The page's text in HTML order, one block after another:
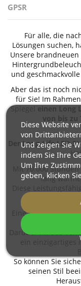
GPSR
Für alle, die
Lösungen suchen,
Unsere brandneuen
und
Aber das ist noch
für Sie! Im
Spiegel einen Long
von bis zu
Der Long-Life LED-
Mit 70.000
lang
Diese
denn je,
Eine Lösung für
Darüber hinaus
ein einzigartiges
So können Sie
seinen Stil
Diese Website
von
Und zeigen Sie
indem Sie Ihre
Um Ihre
geben, klicken